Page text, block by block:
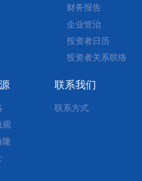
财务报告
企业管治
投资者日历
投资者关系联络
观
隆
联系我们
联系方式